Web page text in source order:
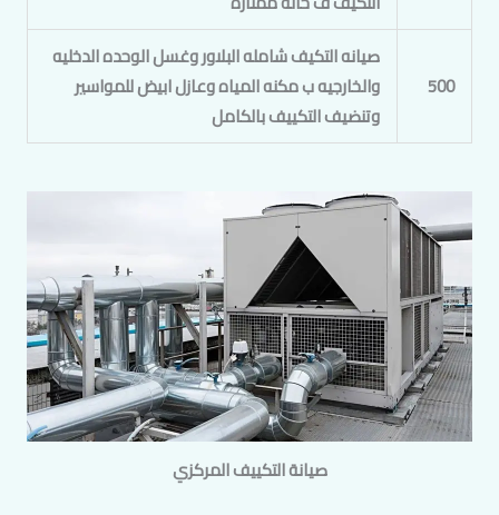
500
صيانه التكيف شامله البلاور وغسل الوحده الدخليه
والخارجيه ب مكنه المياه وعازل ابيض للمواسير
وتنضيف التكييف بالكامل
صيانة التكييف المركزي